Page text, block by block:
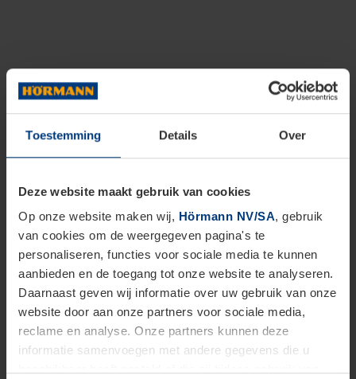
Toestemming Details Over
Deze website maakt gebruik van cookies
Op onze website maken wij, Hörmann NV/SA, gebruik
van cookies om de weergegeven pagina's te
personaliseren, functies voor sociale media te kunnen
aanbieden en de toegang tot onze website te analyseren.
Daarnaast geven wij informatie over uw gebruik van onze
website door aan onze partners voor sociale media,
reclame en analyse. Onze partners kunnen deze
informatie samenvoegen met andere gegevens die u